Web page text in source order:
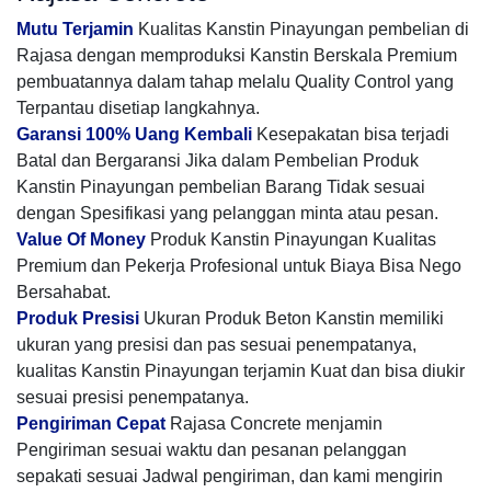
Mutu Terjamin Kualitas Kanstin Pinayungan pembelian di
Rajasa dengan memproduksi Kanstin Berskala Premium
pembuatannya dalam tahap melalu Quality Control yang
Terpantau disetiap langkahnya.
Garansi 100% Uang Kembali Kesepakatan bisa terjadi
Batal dan Bergaransi Jika dalam Pembelian Produk
Kanstin Pinayungan pembelian Barang Tidak sesuai
dengan Spesifikasi yang pelanggan minta atau pesan.
Value Of Money Produk Kanstin Pinayungan Kualitas
Premium dan Pekerja Profesional untuk Biaya Bisa Nego
Bersahabat.
Produk Presisi Ukuran Produk Beton Kanstin memiliki
ukuran yang presisi dan pas sesuai penempatanya,
kualitas Kanstin Pinayungan terjamin Kuat dan bisa diukir
sesuai presisi penempatanya.
Pengiriman Cepat Rajasa Concrete menjamin
Pengiriman sesuai waktu dan pesanan pelanggan
sepakati sesuai Jadwal pengiriman, dan kami mengirin